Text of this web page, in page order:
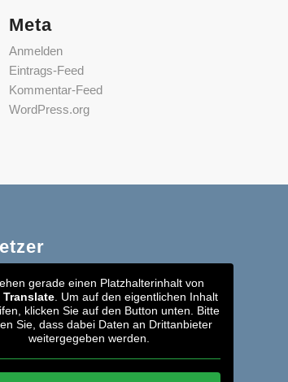
Meta
Anmelden
Eintrags-Feed
Kommentar-Feed
WordPress.org
gerade einen Platzhalterinhalt von
Translate . Um auf den eigentlichen Inhalt
klicken Sie auf den Button unten. Bitte
Sie, dass dabei Daten an Drittanbieter
weitergegeben werden.